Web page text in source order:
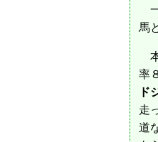
馬
率
ド
走
道